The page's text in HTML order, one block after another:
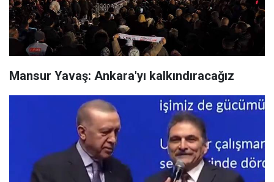
Mansur Yavaş: Ankara'yı kalkındıracağız